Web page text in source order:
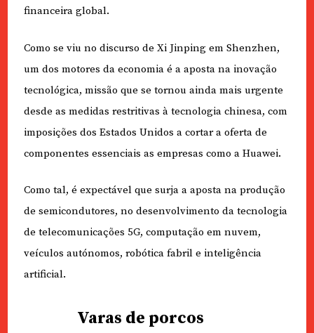
financeira global.
Como se viu no discurso de Xi Jinping em Shenzhen,
um dos motores da economia é a aposta na inovação
tecnológica, missão que se tornou ainda mais urgente
desde as medidas restritivas à tecnologia chinesa, com
imposições dos Estados Unidos a cortar a oferta de
componentes essenciais as empresas como a Huawei.
Como tal, é expectável que surja a aposta na produção
de semicondutores, no desenvolvimento da tecnologia
de telecomunicações 5G, computação em nuvem,
veículos autónomos, robótica fabril e inteligência
artificial.
Varas de porcos